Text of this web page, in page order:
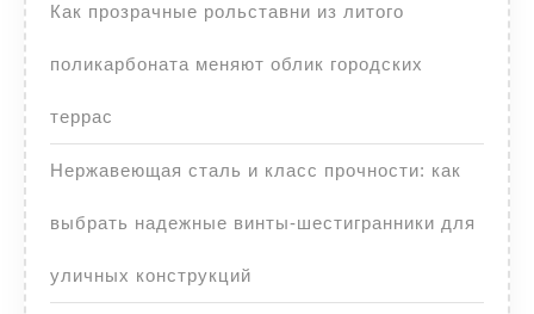
Как прозрачные рольставни из литого
поликарбоната меняют облик городских
террас
Нержавеющая сталь и класс прочности: как
выбрать надежные винты-шестигранники для
уличных конструкций